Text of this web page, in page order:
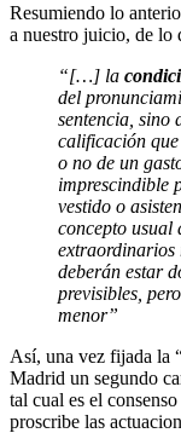
Resumiendo lo
a nuestro juicio, de lo
“[…] la
del
sentencia, sino
calificación
o no de un
imprescindible
vestido o
concepto usual
extraordinarios
deberán estar
previsibles,
menor”
Así, una vez fijada la
Madrid un segundo
tal cual es el
proscribe las